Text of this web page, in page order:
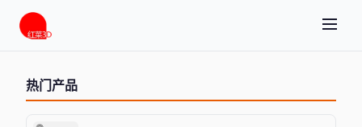
热门产品